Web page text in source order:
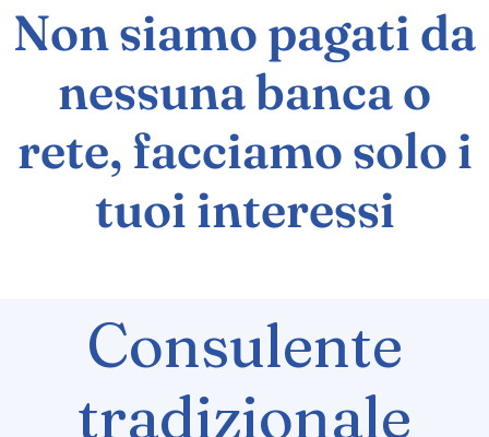
Non siamo pagati da
nessuna banca o
rete, facciamo solo i
tuoi interessi
Consulente
tradizionale